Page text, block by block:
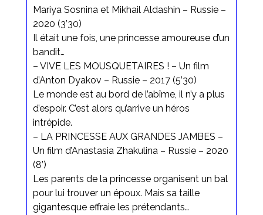
Mariya Sosnina et Mikhail Aldashin – Russie –
2020 (3’30)
Il était une fois, une princesse amoureuse d’un
bandit…
– VIVE LES MOUSQUETAIRES ! – Un film
d’Anton Dyakov – Russie – 2017 (5’30)
Le monde est au bord de l’abîme, il n’y a plus
d’espoir. C’est alors qu’arrive un héros
intrépide.
– LA PRINCESSE AUX GRANDES JAMBES –
Un film d’Anastasia Zhakulina – Russie – 2020
(8’)
Les parents de la princesse organisent un bal
pour lui trouver un époux. Mais sa taille
gigantesque effraie les prétendants…